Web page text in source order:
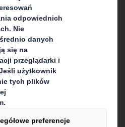
szansę
ważną
nas